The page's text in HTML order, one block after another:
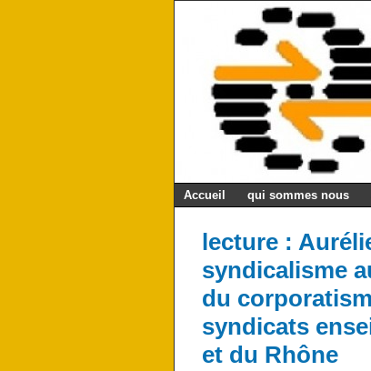
Accueil qui sommes nous
lecture :
syndicalisme
du
syndicats
et du Rhône